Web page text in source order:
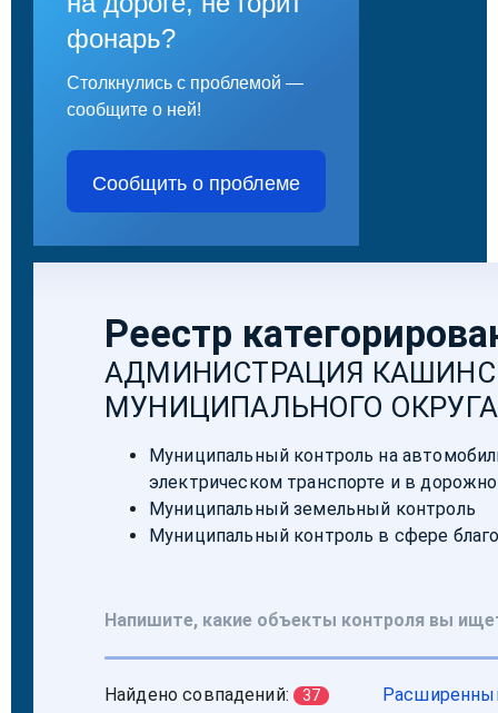
фонарь?
Столкнулись с проблемой —
сообщите о ней!
Сообщить о проблеме